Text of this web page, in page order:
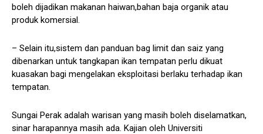
boleh dijadikan makanan haiwan,bahan baja organik atau
produk komersial.
– Selain itu,sistem dan panduan bag limit dan saiz yang
dibenarkan untuk tangkapan ikan tempatan perlu dikuat
kuasakan bagi mengelakan eksploitasi berlaku terhadap ikan
tempatan.
Sungai Perak adalah warisan yang masih boleh diselamatkan,
sinar harapannya masih ada. Kajian oleh Universiti